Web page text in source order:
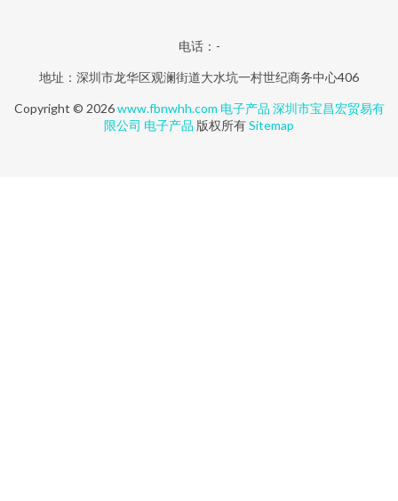
电话：-
地址：深圳市龙华区观澜街道大水坑一村世纪商务中心406
Copyright © 2026www.fbnwhh.com 电子产品 深圳市宝昌宏贸易有
限公司 电子产品 版权所有Sitemap